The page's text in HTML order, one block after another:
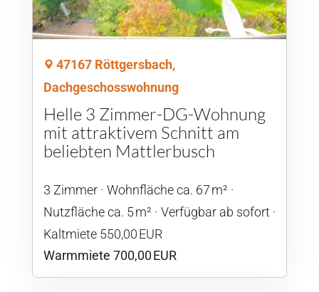
47167 Röttgersbach,
Dachgeschosswohnung
Helle 3 Zimmer-DG-Wohnung
mit attraktivem Schnitt am
beliebten Mattlerbusch
3 Zimmer
Wohnfläche ca. 67 m²
Nutzfläche ca. 5 m²
Verfügbar ab sofort
Kaltmiete 550,00 EUR
Warmmiete 700,00 EUR